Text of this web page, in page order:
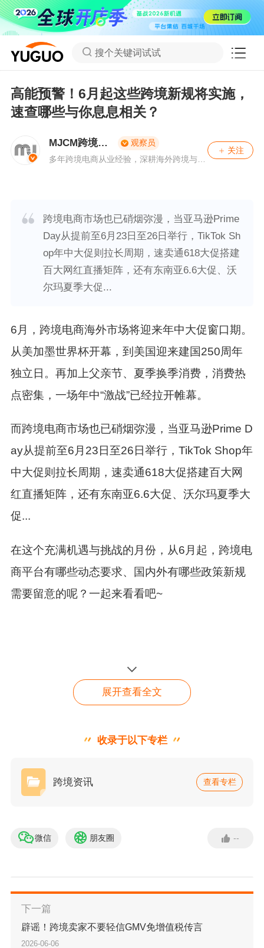
搜个关键词试试
高能预警！6月起这些跨境新规将实施，
速查哪些与你息息相关？
MJCM跨境合
规
观察员
多年跨境电商从业经验，深耕海外跨境与财
关注
跨境电商市场也已硝烟弥漫，当亚马逊Prime
Day从提前至6月23日至26日举行，TikTok Sh
op年中大促则拉长周期，速卖通618大促搭建
百大网红直播矩阵，还有东南亚6.6大促、沃
尔玛夏季大促...
6月，跨境电商海外市场将迎来年中大促窗口期。
从美加墨世界杯开幕，到美国迎来建国250周年
独立日。再加上父亲节、夏季换季消费，消费热
点密集，一场年中“激战”已经拉开帷幕。
而跨境电商市场也已硝烟弥漫， 当亚马逊Prime D
ay从提前至6月23日至26日举行， TikTok Shop年
中大促则拉长周期 ， 速卖通618大促搭建百大网
红直播矩阵，还有东南亚6.6大促、沃尔玛夏季大
促...
在这个充满机遇与挑战的月份， 从6月起，跨境电
商平台有哪些动态要求、国内外有哪些政策新规
需要留意的呢？ 一起来看看吧~
亚马逊Prime Day定档6月23-26日
等26个国家和地区，
日本将于七月举行；澳大利
亚、巴西、印度的活动于夏季晚些举行。
这不仅是一场平台级大促，更是一次高效触达全
本次美国站Prime会员日的秒杀/Z划算提报截止日
期延长至2026年6月9日（欧洲站提报日期至6月1
找不到你所需的内容？在
展开查看全文
收录于以下专栏
跨境资讯 查看专栏
微信 朋友圈 --
下一篇
辟谣！跨境卖家不要轻信GMV免增值税传言
2026-06-06